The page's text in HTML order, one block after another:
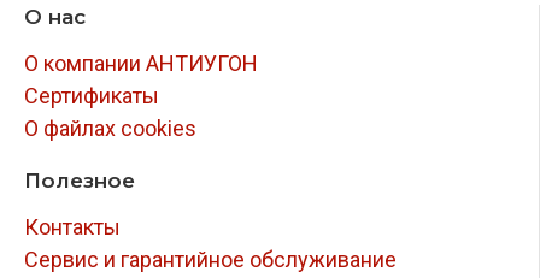
О нас
О компании АНТИУГОН
Сертификаты
О файлах cookies
Полезное
Контакты
Сервис и гарантийное обслуживание